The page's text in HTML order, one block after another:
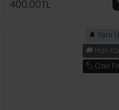
400,00TL
🔔 Yeni
🚚 Hızlı
🏷️ Özel